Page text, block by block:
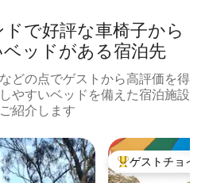
で好評な車椅子から
ッドがある宿泊先
どの点でゲストから高評価を得
やすいベッドを備えた宿泊施設
紹介します
大好評のゲスト
ゲストチョイス